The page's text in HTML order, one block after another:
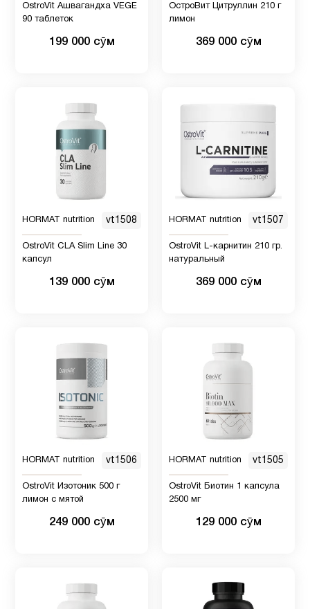
OstroVit Ашвагандха VEGE
90 таблеток
199 000 сӯм
ОстроВит Цитруллин 210 г
лимон
369 000 сӯм
HORMAT nutrition vt1508
OstroVit CLA Slim Line 30
капсул
139 000 сӯм
HORMAT nutrition vt1507
OstroVit L-карнитин 210 гр.
натуральный
369 000 сӯм
HORMAT nutrition vt1506
OstroVit Изотоник 500 г
лимон с мятой
249 000 сӯм
HORMAT nutrition vt1505
OstroVit Биотин 1 капсула
2500 мг
129 000 сӯм